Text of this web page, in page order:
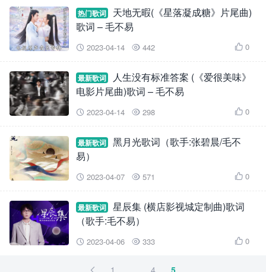
热门歌词
天地无暇(《星落凝成糖》片尾曲)
歌词 – 毛不易
 2023-04-14  442  0
最新歌词
人生没有标准答案 (《爱很美味》
电影片尾曲)歌词 – 毛不易
 2023-04-14  298  0
最新歌词
黑月光歌词（歌手:张碧晨/毛不
易）
 2023-04-07  571  0
最新歌词
星辰集 (横店影视城定制曲)歌词
（歌手:毛不易）
 2023-04-06  333  0
 1 4 5